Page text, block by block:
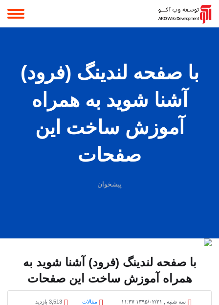
با صفحه لندینگ (فرود)
آشنا شوید به همراه
آموزش ساخت این
صفحات
پیشخوان
با صفحه لندینگ (فرود) آشنا شوید به
همراه آموزش ساخت این صفحات
سه شنبه , ۱۳۹۵/۰۲/۲۱ ۱۱:۳۷ مقالات